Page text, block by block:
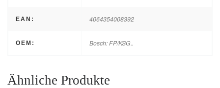
EAN: 4064354008392
OEM: Bosch: FP/KSG..
Ähnliche Produkte